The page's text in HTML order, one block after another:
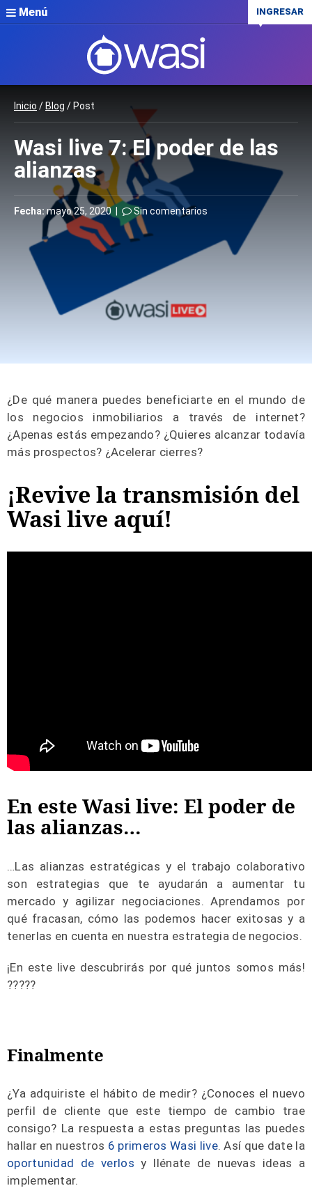
Menú INGRESAR
Inicio / Blog / Post
Wasi live 7: El poder de las
alianzas
Fecha: mayo 25, 2020 | Sin comentarios
¿De qué manera puedes beneficiarte en el mundo de
los negocios inmobiliarios a través de internet?
¿Apenas estás empezando? ¿Quieres alcanzar todavía
más prospectos? ¿Acelerar cierres?
¡Revive la transmisión del
Wasi live aquí!
En este Wasi live: El poder de
las alianzas…
…Las alianzas estratégicas y el trabajo colaborativo
son estrategias que te ayudarán a aumentar tu
mercado y agilizar negociaciones. Aprendamos por
qué fracasan, cómo las podemos hacer exitosas y a
tenerlas en cuenta en nuestra estrategia de negocios.
¡En este live descubrirás por qué juntos somos más!
??‍?‍??
Finalmente
¿Ya adquiriste el hábito de medir? ¿Conoces el nuevo
perfil de cliente que este tiempo de cambio trae
consigo? La respuesta a estas preguntas las puedes
hallar en nuestros 6 primeros Wasi live. Así que date la
oportunidad de verlos y llénate de nuevas ideas a
implementar.